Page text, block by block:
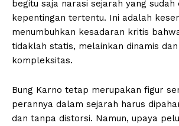
begitu saja narasi sejarah yang sudah
kepentingan tertentu. Ini adalah
menumbuhkan kesadaran kritis
tidaklah statis, melainkan dinamis
kompleksitas.
Bung Karno tetap merupakan figur
perannya dalam sejarah harus
dan tanpa distorsi. Namun, upaya